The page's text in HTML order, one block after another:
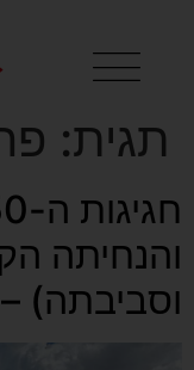
תגית:
והנחיתה
וסביבתה) –